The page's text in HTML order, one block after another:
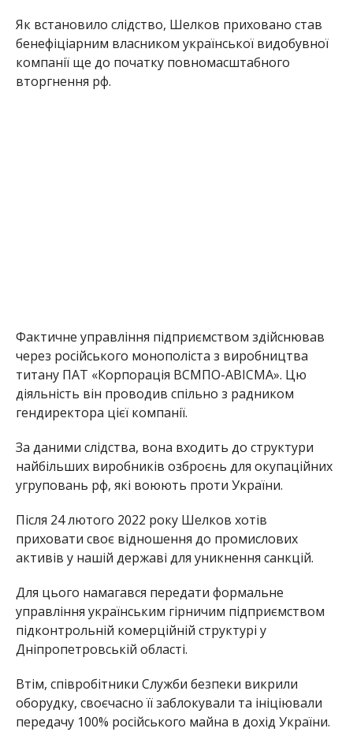
Як встановило слідство, Шелков приховано став
бенефіціарним власником української видобувної
компанії ще до початку повномасштабного
вторгнення рф.
Фактичне управління підприємством здійснював
через російського монополіста з виробництва
титану ПАТ «Корпорація ВСМПО-АВІСМА». Цю
діяльність він проводив спільно з радником
гендиректора цієї компанії.
За даними слідства, вона входить до структури
найбільших виробників озброєнь для окупаційних
угруповань рф, які воюють проти України.
Після 24 лютого 2022 року Шелков хотів
приховати своє відношення до промислових
активів у нашій державі для уникнення санкцій.
Для цього намагався передати формальне
управління українським гірничим підприємством
підконтрольній комерційній структурі у
Дніпропетровській області.
Втім, співробітники Служби безпеки викрили
оборудку, своєчасно її заблокували та ініціювали
передачу 100% російського майна в дохід України.